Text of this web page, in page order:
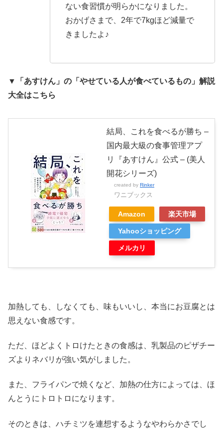
ない食習慣が明らかになりました。
おかげさまで、2年で7kgほど減量で
きましたよ♪
▼「あすけん」の「やせている人が食べているもの」解説
大全はこちら
結局、これを食べるが勝ち –
国内最大級の食事管理アプ
リ『あすけん』公式 – (美人
開花シリーズ)
created by Rinker
ワニブックス
Amazon 楽天市場
Yahooショッピング
メルカリ
加熱しても、しなくても、味もいいし、本当にお豆腐とは
思えない食感です。
ただ、ほどよくトロけたときの食感は、乳製品のピザチー
ズよりネバリが強い気がしました。
また、フライパンで焼くなど、加熱の仕方によっては、ほ
んとうにトロトロになります。
そのときは、ハチミツを連想するようなやわらかさでし